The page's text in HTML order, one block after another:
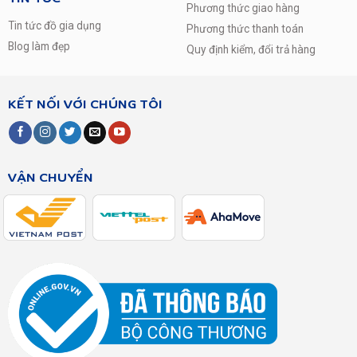
Tủ lạnh Side by Side Inverter LG GR-B247JDS 687 Lít với kiểu dáng
tuyệt vời
Luồng khí lạnh hoạt động liên tục trong tủ, tác động đến
thực phẩm từ các hướng khác nhau giúp thực phẩm được
làm lạnh sâu và nhanh chóng. Bạn sẽ luôn có những bữa
cơm ngon vì thực phẩm tươi, giàu dinh dưỡng với các
dòngTủ lạnh LGtiên tiến và hiện đại.
Tin tức đồ gia dụng
Blog làm đẹp
Phương thức giao hàng
Phương thức thanh toán
Quy định kiểm, đổi trả hàng
KẾT NỐI VỚI CHÚNG TÔI
VẬN CHUYỂN